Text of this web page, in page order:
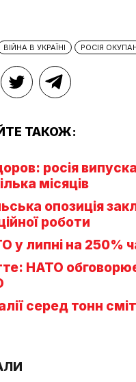
ВІЙНА В УКРАЇНІ РОСІЯ
ТАКОЖ:
росія
місяців
опозиція
роботи
у липні на 250%
НАТО
серед тонн